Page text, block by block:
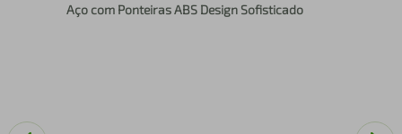
Aço com Ponteiras ABS Design Sofisticado